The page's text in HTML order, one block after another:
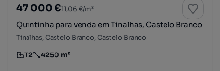
47 000 €11,06 €/m²
Quintinha para venda em Tinalhas, Castelo Branco
Tinalhas, Castelo Branco, Castelo Branco
Tipologia
T2
Preço por metro quadrado
4250 m²